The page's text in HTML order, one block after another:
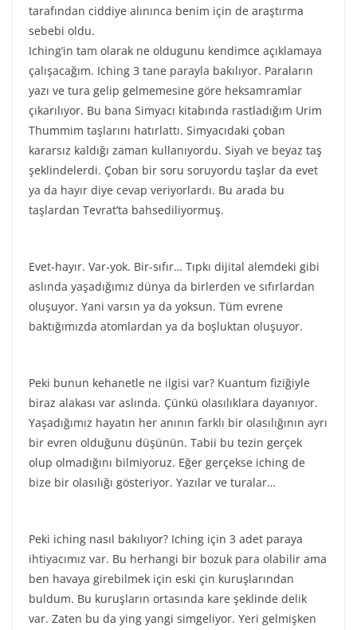
tarafından ciddiye alınınca benim için de araştırma
sebebi oldu.
Iching’in tam olarak ne oldugunu kendimce açıklamaya
çalışacağım. Iching 3 tane parayla bakılıyor. Paraların
yazı ve tura gelip gelmemesine göre heksamramlar
çıkarılıyor. Bu bana Simyacı kitabında rastladığım Urim
Thummim taşlarını hatırlattı. Simyacıdaki çoban
kararsız kaldığı zaman kullanıyordu. Siyah ve beyaz taş
şeklindelerdi. Çoban bir soru soruyordu taşlar da evet
ya da hayır diye cevap veriyorlardı. Bu arada bu
taşlardan Tevrat’ta bahsediliyormuş.
Evet-hayır. Var-yok. Bir-sıfır… Tıpkı dijital alemdeki gibi
aslında yaşadığımız dünya da birlerden ve sıfırlardan
oluşuyor. Yani varsın ya da yoksun. Tüm evrene
baktığımızda atomlardan ya da boşluktan oluşuyor.
Peki bunun kehanetle ne ilgisi var? Kuantum fiziğiyle
biraz alakası var aslında. Çünkü olasılıklara dayanıyor.
Yaşadığımız hayatın her anının farklı bir olasılığının ayrı
bir evren olduğunu düşünün. Tabii bu tezin gerçek
olup olmadığını bilmiyoruz. Eğer gerçekse iching de
bize bir olasılığı gösteriyor. Yazılar ve turalar…
Peki iching nasıl bakılıyor? Iching için 3 adet paraya
ihtiyacımız var. Bu herhangi bir bozuk para olabilir ama
ben havaya girebilmek için eski çin kuruşlarından
buldum. Bu kuruşların ortasında kare şeklinde delik
var. Zaten bu da ying yangi simgeliyor. Yeri gelmişken